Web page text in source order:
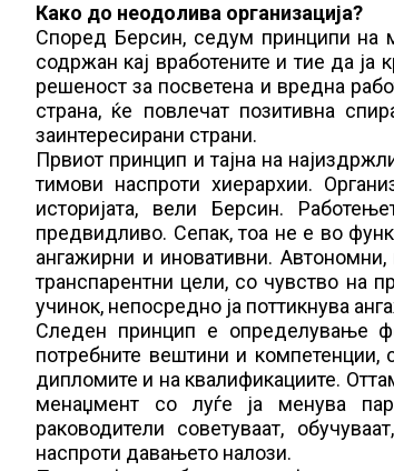
Како до неодолива организација?
Според Берсин, седум принципи на
содржан кај вработените и тие да ја
решеност за посветена и вредна
страна, ќе повлечат позитивна
заинтересирани страни.
Првиот принцип и тајна на
тимови наспроти хиерархии.
историјата, вели Берсин.
предвидливо. Сепак, тоа не е во
ангажирни и иновативни.
транспарентни цели, со чувство на
учинок, непосредно ја поттикнува
Следен принцип е определување
потребните вештини и компетенции,
дипломите и на квалификациите.
менаџмент со луѓе ја менува
раководители советуваат,
наспроти давањето налози.